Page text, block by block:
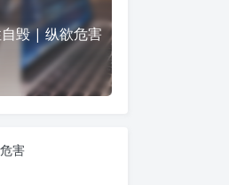
毁 | 纵欲危害
害